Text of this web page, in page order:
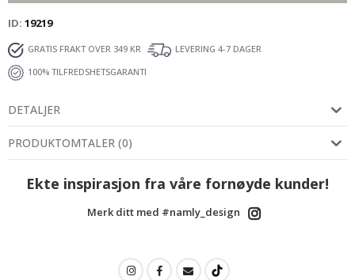
ID 19219
GRATIS FRAKT OVER 349 KR
LEVERING 4-7 DAGER
100% TILFREDSHETSGARANTI
DETALJER
PRODUKTOMTALER (0)
Ekte inspirasjon fra våre fornøyde kunder!
Merk ditt med #namly_design